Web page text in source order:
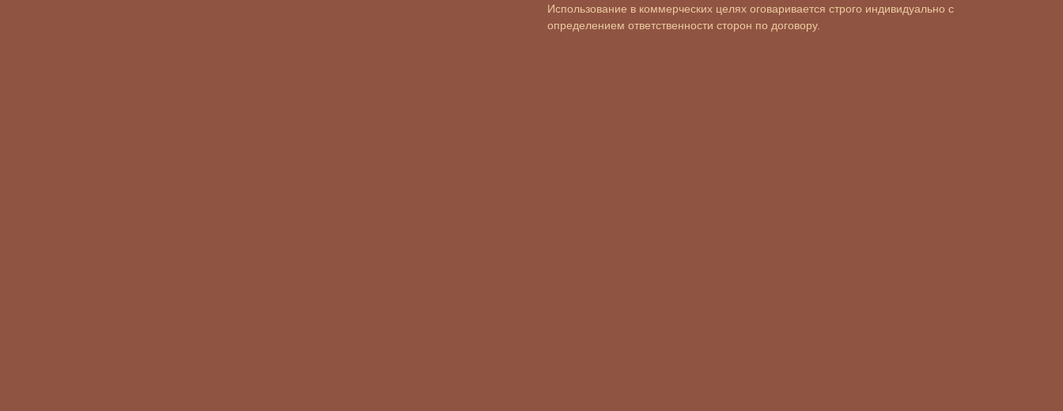
Использование в коммерческих целях оговаривается строго индивидуально с
определением ответственности сторон по договору.